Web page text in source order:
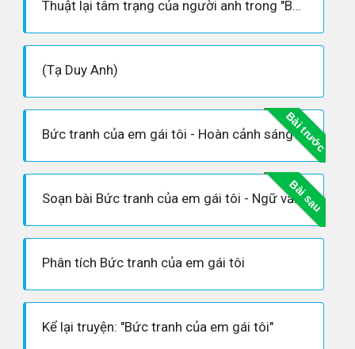
Thuật lại tâm trạng của người anh trong "Bức tranh của em gái tôi"
(Tạ Duy Anh)
Bài trước
Bức tranh của em gái tôi - Hoàn cảnh sáng tác, Dàn ý phân tích tác phẩm
Bài sau
Soạn bài Bức tranh của em gái tôi - Ngữ văn 6 tập 2
Phân tích Bức tranh của em gái tôi
Kể lại truyện: "Bức tranh của em gái tôi"